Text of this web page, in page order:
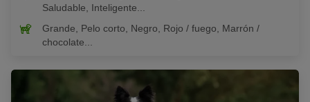
Saludable, Inteligente...
Grande, Pelo corto, Negro, Rojo / fuego, Marrón /
chocolate...